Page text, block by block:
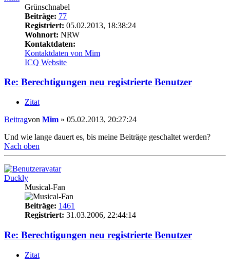
Grünschnabel
Beiträge: 77
Registriert: 05.02.2013, 18:38:24
Wohnort: NRW
Kontaktdaten:
Kontaktdaten von Mim
ICQ Website
Re: Berechtigungen neu registrierte Benutzer
Zitat
Beitragvon Mim » 05.02.2013, 20:27:24
Und wie lange dauert es, bis meine Beiträge geschaltet werden?
Nach oben
Duckly
Musical-Fan
Beiträge: 1461
Registriert: 31.03.2006, 22:44:14
Re: Berechtigungen neu registrierte Benutzer
Zitat